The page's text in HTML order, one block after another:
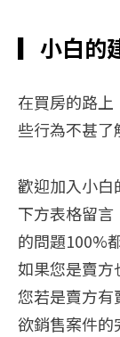
▎ 小白的
在買房的路
些行為不甚了
歡迎加入小白
下方表格留
的問題100%
如果您是賣方
您若是賣方有
欲銷售案件的